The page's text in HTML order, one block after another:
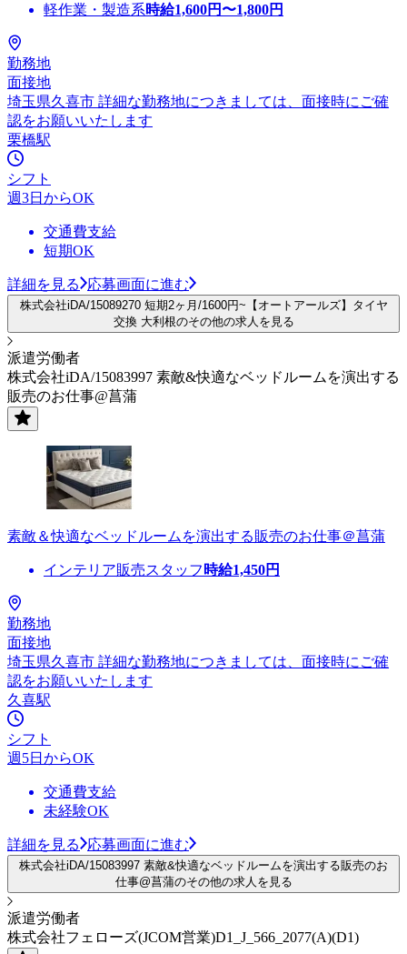
軽作業・製造系時給1,600円〜1,800円
勤務地
面接地
埼玉県久喜市 詳細な勤務地につきましては、面接時にご確
認をお願いいたします
栗橋駅
シフト
週3日からOK
交通費支給
短期OK
詳細を見る 応募画面に進む
株式会社iDA/15089270 短期2ヶ月/1600円~【オートアールズ】タイヤ
交換 大利根のその他の求人を見る
派遣労働者
株式会社iDA/15083997 素敵&快適なベッドルームを演出する
販売のお仕事@菖蒲
素敵＆快適なベッドルームを演出する販売のお仕事＠菖蒲
インテリア販売スタッフ 時給1,450円
勤務地
面接地
埼玉県久喜市 詳細な勤務地につきましては、面接時にご確
認をお願いいたします
久喜駅
シフト
週5日からOK
交通費支給
未経験OK
詳細を見る 応募画面に進む
株式会社iDA/15083997 素敵&快適なベッドルームを演出する販売のお
仕事@菖蒲のその他の求人を見る
派遣労働者
株式会社フェローズ(JCOM営業)D1_J_566_2077(A)(D1)